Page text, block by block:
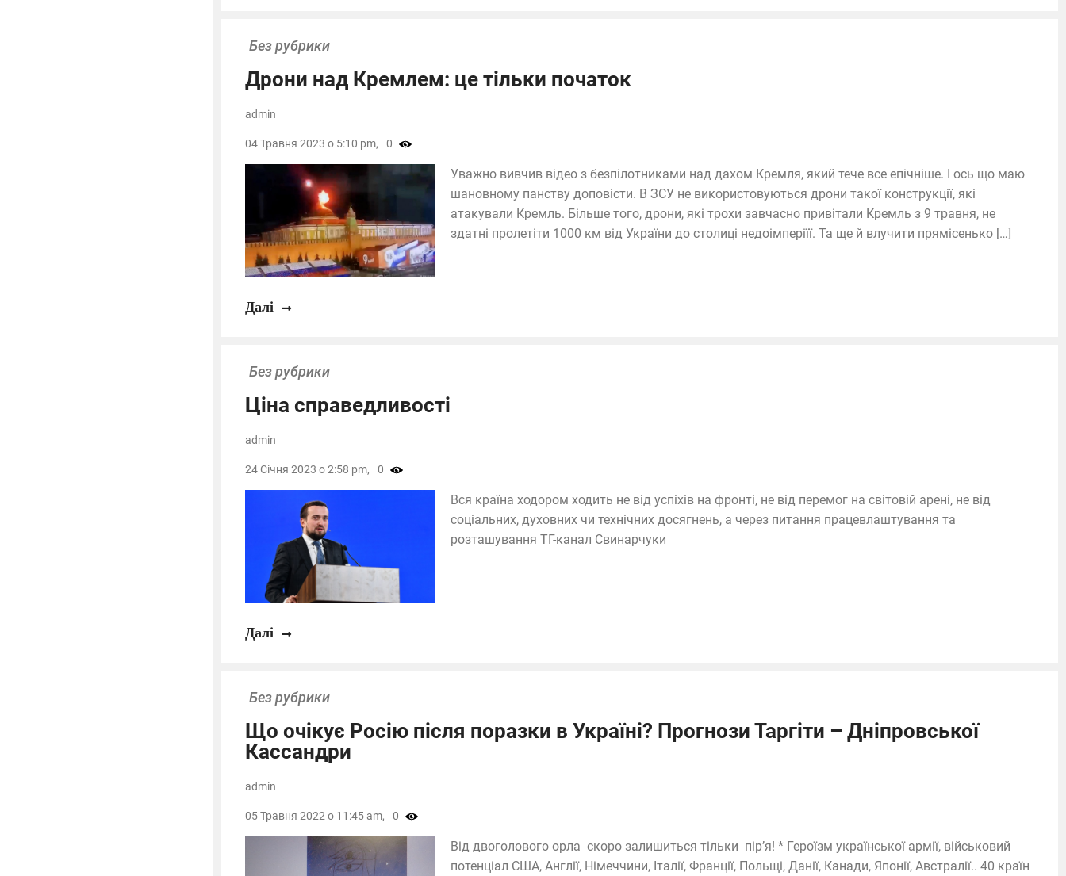
Без рубрики
Дрони над Кремлем: це тільки початок
Уважно вивчив відео з безпілотниками над дахом Кремля, який тече все епічніше. І ось що маю
шановному панству доповісти. В ЗСУ не використовуються дрони такої конструкції, які
атакували Кремль. Більше того, дрони, які трохи завчасно привітали Кремль з 9 травня, не
здатні пролетіти 1000 км від України до столиці недоімперіїї. Та ще й влучити прямісенько […]
admin
04 Травня 2023 о 5:10 pm, 0
Далі
Без рубрики
Ціна справедливості
Вся країна ходором ходить не від успіхів на фронті, не від перемог на світовій арені, не від
соціальних, духовних чи технічних досягнень, а через питання працевлаштування та
розташування ТГ-канал Свинарчуки
admin
24 Січня 2023 о 2:58 pm, 0
Далі
Без рубрики
Що очікує Росію після поразки в Україні? Прогнози Таргіти – Дніпровської
Кассандри
Від двоголового орла скоро залишиться тільки пір’я! * Героїзм української армії, військовий
потенціал США, Англії, Німеччини, Італії, Франції, Польщі, Данії, Канади, Японії, Австралії.. 40 країн
admin
05 Травня 2022 о 11:45 am, 0